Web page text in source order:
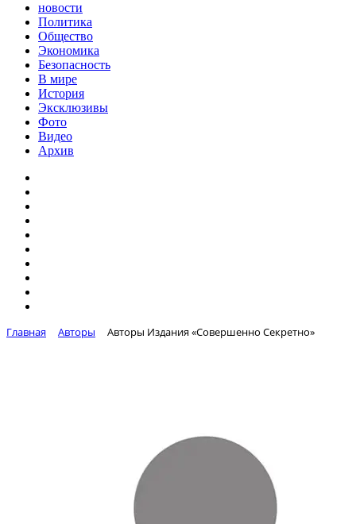
новости
Политика
Общество
Экономика
Безопасность
В мире
История
Эксклюзивы
Фото
Видео
Архив
Главная Авторы Авторы Издания «Совершенно Секретно»